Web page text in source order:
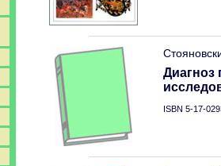
Диагноз
ISBN 5-17-